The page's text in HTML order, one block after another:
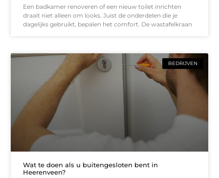
Een badkamer renoveren of een nieuw toilet inrichten
draait niet alleen om looks. Juist de onderdelen die je
dagelijks gebruikt, bepalen het comfort. De wastafelkraan
BEDRIJVEN
Wat te doen als u buitengesloten bent in
Heerenveen?